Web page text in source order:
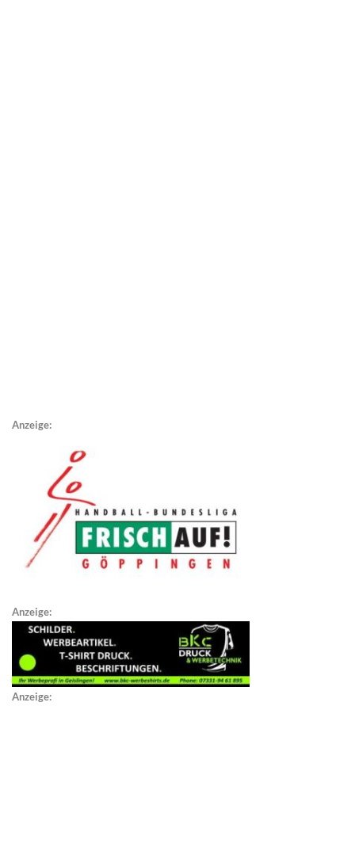
Anzeige:
Anzeige:
Anzeige: